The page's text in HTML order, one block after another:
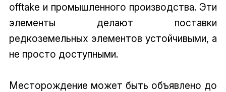
offtake и промышленного производства. Эти
элементы делают поставки
редкоземельных элементов устойчивыми, а
не просто доступными.
Месторождение может быть объявлено до